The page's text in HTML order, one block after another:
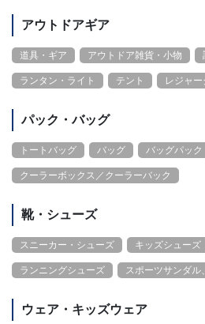
アウトドアギア
道具・ギア アウトドア雑貨・小物
ランタン・ライト テント レジャ
パック・バッグ
トートバッグ バッグ バッグパック
クーラーボックス／クーラーバック
靴・シューズ
スニーカー・シューズ キッズシューズ
ランニングシューズ スポーツサンダル
ウェア・キッズウェア